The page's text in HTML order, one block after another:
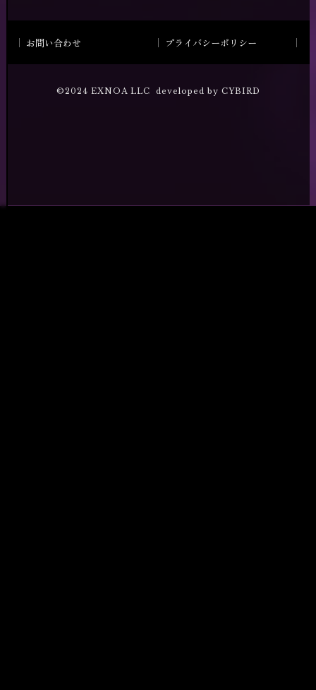
お問い合わせ プライバシーポリシー
©2024 EXNOA LLC developed by CYBIRD